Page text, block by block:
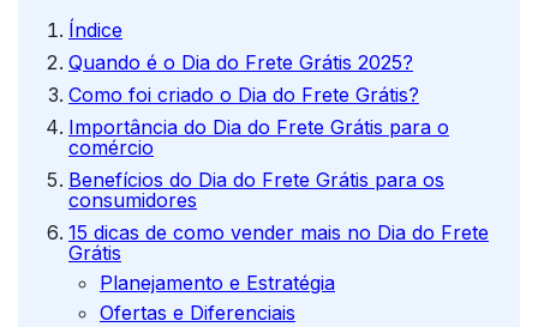
Índice
Quando é o Dia do Frete Grátis 2025?
Como foi criado o Dia do Frete Grátis?
Importância do Dia do Frete Grátis para o
comércio
Benefícios do Dia do Frete Grátis para os
consumidores
15 dicas de como vender mais no Dia do Frete
Grátis
Planejamento e Estratégia
Ofertas e Diferenciais